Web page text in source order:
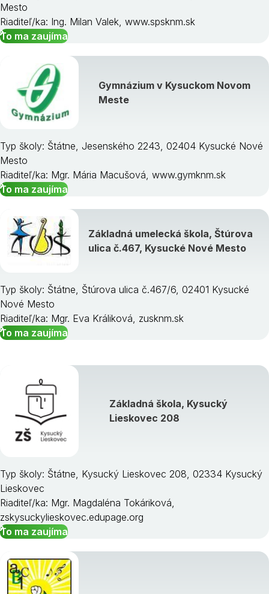
Mesto
Riaditeľ/ka: Ing. Milan Valek, www.spsknm.sk
To ma zaujíma
Gymnázium v Kysuckom Novom
Meste
Typ školy: Štátne, Jesenského 2243, 02404 Kysucké Nové
Mesto
Riaditeľ/ka: Mgr. Mária Macušová, www.gymknm.sk
To ma zaujíma
Základná umelecká škola, Štúrova
ulica č.467, Kysucké Nové Mesto
Typ školy: Štátne, Štúrova ulica č.467/6, 02401 Kysucké
Nové Mesto
Riaditeľ/ka: Mgr. Eva Králiková, zusknm.sk
To ma zaujíma
Základná škola, Kysucký
Lieskovec 208
Typ školy: Štátne, Kysucký Lieskovec 208, 02334 Kysucký
Lieskovec
Riaditeľ/ka: Mgr. Magdaléna Tokáriková,
zskysuckylieskovec.edupage.org
To ma zaujíma